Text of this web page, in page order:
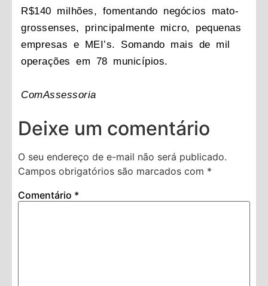
R$140 milhões, fomentando negócios mato-
grossenses, principalmente micro, pequenas
empresas e MEI’s. Somando mais de mil
operações em 78 municípios.
ComAssessoria
Deixe um comentário
O seu endereço de e-mail não será publicado.
Campos obrigatórios são marcados com *
Comentário *